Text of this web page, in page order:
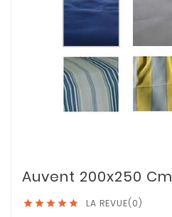
Auvent 200x250 Cm
     LA REVUE(0)